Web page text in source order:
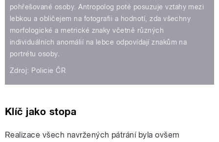
pohřešované osoby. Antropolog poté posuzuje vztahy mezi
lebkou a obličejem na fotografii a hodnotí, zda všechny
morfologické a metrické znaky včetně různých
individuálních anomálií na lebce odpovídají znakům na
portrétu osoby.
Zdroj: Policie ČR
Klíč jako stopa
Realizace všech navržených pátrání byla ovšem